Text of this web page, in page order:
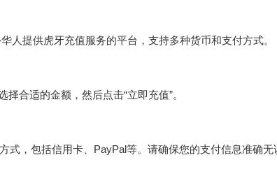
人提供虎牙充值服务的平台，支持多种货币和支付方式。
合适的金额，然后点击“立即充值”。
，包括信用卡、PayPal等。请确保您的支付信息准确无